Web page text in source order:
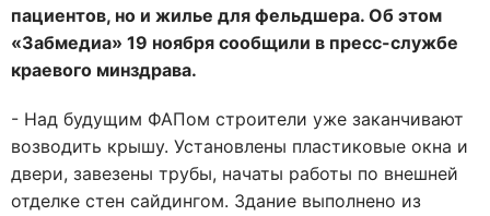
пациентов, но и жилье для фельдшера. Об этом
«Забмедиа» 19 ноября сообщили в пресс-службе
краевого минздрава.
- Над будущим ФАПом строители уже заканчивают
возводить крышу. Установлены пластиковые окна и
двери, завезены трубы, начаты работы по внешней
отделке стен сайдингом. Здание выполнено из